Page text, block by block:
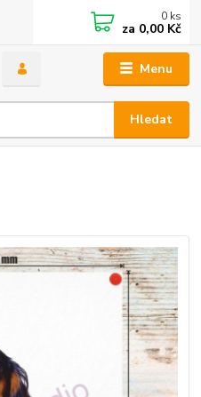
Menu
Hledat
0 ks
za 0,00 Kč